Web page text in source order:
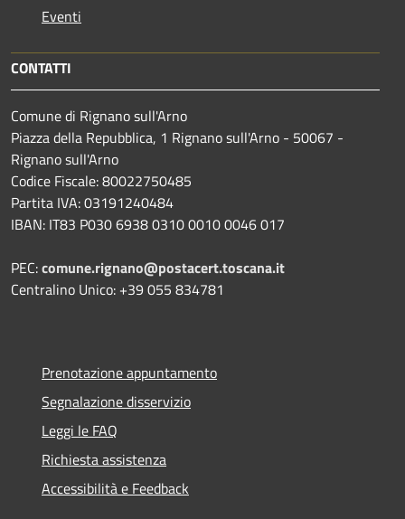
Eventi
CONTATTI
Comune di Rignano sull'Arno
Piazza della Repubblica, 1 Rignano sull'Arno - 50067 -
Rignano sull'Arno
Codice Fiscale: 80022750485
Partita IVA: 03191240484
IBAN: IT83 P030 6938 0310 0010 0046 017
PEC:comune.rignano@postacert.toscana.it
Centralino Unico: +39 055 834781
Prenotazione appuntamento
Segnalazione disservizio
Leggi le FAQ
Richiesta assistenza
Accessibilità e Feedback